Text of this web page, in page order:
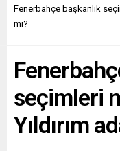
Fenerbahçe başkanlık
mı?
seçimleri
Yıldırım